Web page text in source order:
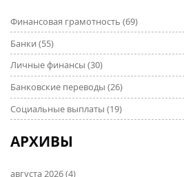
Финансовая грамотность (69)
Банки (55)
Личные финансы (30)
Банковские переводы (26)
Социальные выплаты (19)
АРХИВЫ
августа 2026(4)